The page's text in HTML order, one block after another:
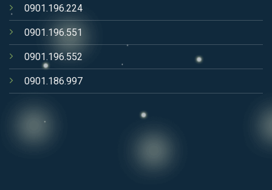
0901.196.224
0901.196.551
0901.196.552
0901.186.997